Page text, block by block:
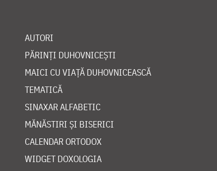
AUTORI
PĂRINȚI DUHOVNICEȘTI
MAICI CU VIAȚĂ DUHOVNICEASCĂ
TEMATICĂ
SINAXAR ALFABETIC
MĂNĂSTIRI ȘI BISERICI
CALENDAR ORTODOX
WIDGET DOXOLOGIA